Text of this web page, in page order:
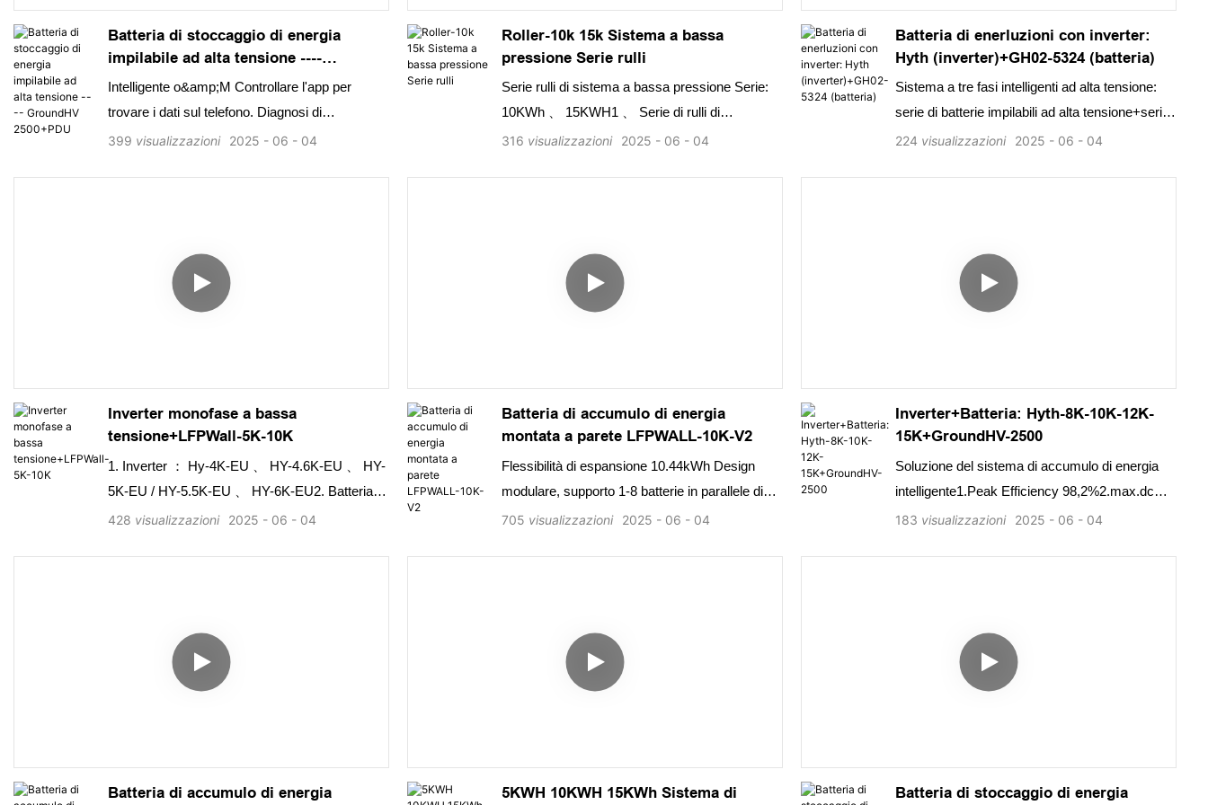
localizzazione di avvertimento e guasti precoce,
integrazione del monitoraggio e registrazione
delle prestazioni della batteria
Batteria di stoccaggio di energia
impilabile ad alta tensione ----
GroundHV 2500+PDU
Intelligente o&amp;M Controllare l'app per
trovare i dati sul telefono. Diagnosi di
riproduzione e flessibilità di espansione OTA
design wireless. Sicuro &amp; Solo cellula
fosfato di ferro litio (LFP) affidabile. Il kit BMS,
fusibili e aerosol è integrato nell'adattabilità
protezione IP65 Compatibilità perfetta
compatibile con la maggior parte degli inverter
ad alta tensione nel mercato più utilizzabile
energia 90% di scarico di scarico, più di 6000
cicli (0,5 ° C, 25 ° C)
2025 06 04
399 visualizzazioni
Roller-10k 15k Sistema a bassa
pressione Serie rulli
Serie rulli di sistema a bassa pressione Serie:
10KWh 、 15KWH1 、 Serie di rulli di
conservazione energetica.2 、 Design del
energia domestica
2025 06 04
316 visualizzazioni
Batteria di enerluzioni con inverter:
Hyth (inverter)+GH02-5324 (batteria)
Sistema a tre fasi intelligenti ad alta tensione:
serie di batterie impilabili ad alta tensione+serie
di inverter Hyth a tre fasi
2025 06 04
224 visualizzazioni
Inverter monofase a bassa
tensione+LFPWall-5K-10K
1. Inverter ： Hy-4K-EU 、 HY-4.6K-EU 、 HY-
5K-EU / HY-5.5K-EU 、 HY-6K-EU2. Batteria
： LFPWALL-5K / LFPWALL-10K-V2
2025 06 04
428 visualizzazioni
Batteria di accumulo di energia
montata a parete LFPWALL-10K-V2
Flessibilità di espansione 10.44kWh Design
modulare, supporto 1-8 batterie in parallele di
installazione a parete montato o montato sul
-20 ° C ~+55 ° C. Classe di protezione IP65
Compatibilità perfetta compatibile con la
maggior parte degli inverter a bassa tensione
2025 06 04
705 visualizzazioni
Inverter+Batteria: Hyth-8K-10K-12K-
15K+GroundHV-2500
Soluzione del sistema di accumulo di energia
intelligente1.Peak Efficiency 98,2%2.max.dc
sovraccarico 3. ALUMINUM in lega di
2025 06 04
183 visualizzazioni
Batteria di accumulo di energia
5KWH 10KWH 15KWh Sistema di
Batteria di stoccaggio di energia